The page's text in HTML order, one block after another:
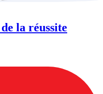
la réussite